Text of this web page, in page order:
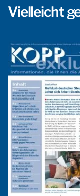
Vielleicht